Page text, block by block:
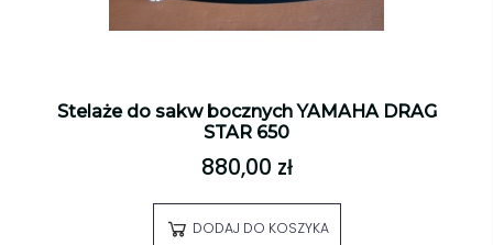
Stelaże do sakw bocznych YAMAHA DRAG
STAR 650
880,00 zł
DODAJ DO KOSZYKA